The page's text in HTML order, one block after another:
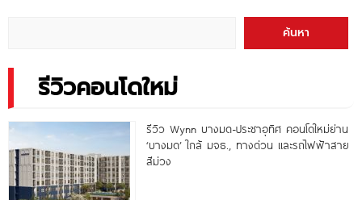
ค้นหา
รีวิวคอนโดใหม่
รีวิว Wynn บางมด-ประชาอุทิศ คอนโดใหม่ย่าน
‘บางมด’ ใกล้ มจธ., ทางด่วน และรถไฟฟ้าสาย
สีม่วง